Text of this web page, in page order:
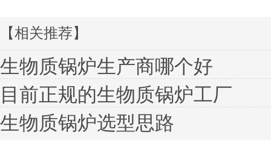
【相关推荐】
生物质锅炉生产商哪个好
目前正规的生物质锅炉工厂
生物质锅炉选型思路